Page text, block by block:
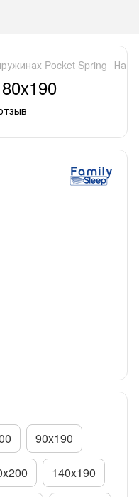
Pocket Spring На
90x190
140x190